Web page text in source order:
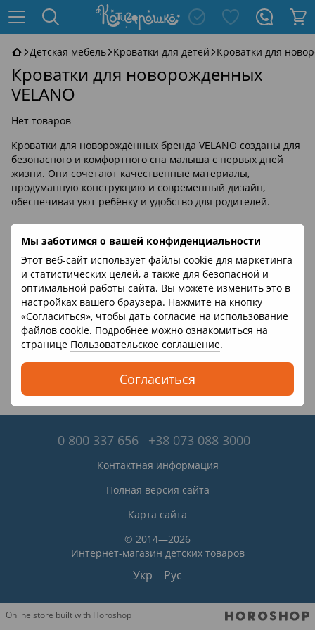
Мы заботимся о вашей конфиденциальности
Этот веб-сайт использует файлы cookie для маркетинга
и статистических целей, а также для безопасной и
оптимальной работы сайта. Вы можете изменить это в
настройках вашего браузера. Нажмите на кнопку
«Согласиться», чтобы дать согласие на использование
файлов cookie. Подробнее можно ознакомиться на
странице Пользовательское соглашение.
Согласиться
Детская мебель Кроватки для детей Кроватки для
Кроватки для новорождённых бренда VELANO созданы для
безопасного и комфортного сна малыша с первых дней
жизни. Они сочетают качественные материалы,
продуманную конструкцию и современный дизайн,
обеспечивая уют ребёнку и удобство для родителей.
Кроватки для новорожденных
VELANO
Нет товаров
0 800 337 656 +38 073 088 3000
Контактная информация
Полная версия сайта
Карта сайта
© 2014—2026
Интернет-магазин детских товаров
Укр Рус
Online store built with Horoshop